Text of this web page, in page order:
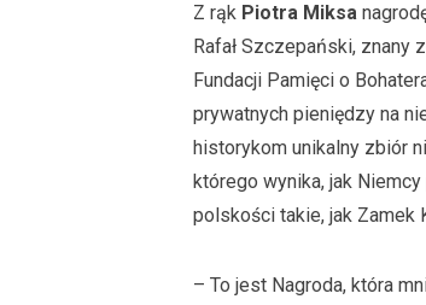
Z rąk Piotra Miksa
Rafał Szczepański, znany
Fundacji Pamięci o
prywatnych pieniędzy na
historykom unikalny zbiór
którego wynika, jak
polskości takie, jak Zamek
– To jest Nagroda, która